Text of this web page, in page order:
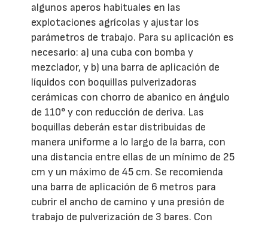
algunos aperos habituales en las
explotaciones agrícolas y ajustar los
parámetros de trabajo. Para su aplicación es
necesario: a) una cuba con bomba y
mezclador, y b) una barra de aplicación de
líquidos con boquillas pulverizadoras
cerámicas con chorro de abanico en ángulo
de 110° y con reducción de deriva. Las
boquillas deberán estar distribuidas de
manera uniforme a lo largo de la barra, con
una distancia entre ellas de un mínimo de 25
cm y un máximo de 45 cm. Se recomienda
una barra de aplicación de 6 metros para
cubrir el ancho de camino y una presión de
trabajo de pulverización de 3 bares. Con